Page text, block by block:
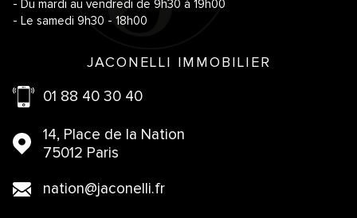
- Du mardi au vendredi de 9h30 à 19h00
- Le samedi 9h30 - 18h00
JACONELLI IMMOBILIER
01 88 40 30 40
14, Place de la Nation
75012 Paris
nation@jaconelli.fr